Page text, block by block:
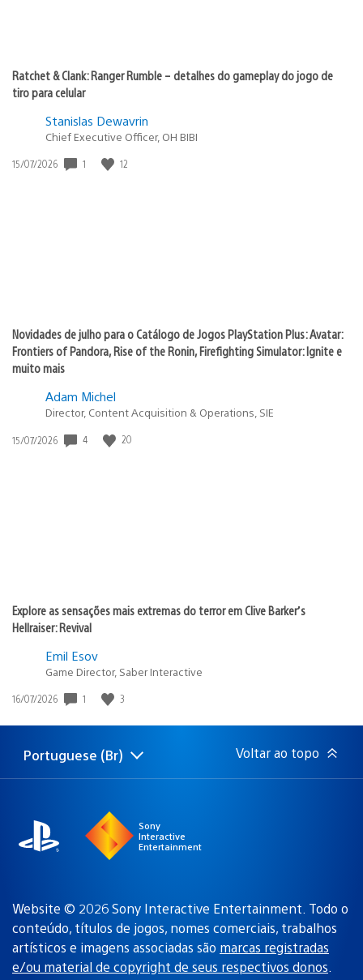
Ratchet & Clank: Ranger Rumble – detalhes do gameplay do jogo de
tiro para celular
Stanislas Dewavrin
Chief Executive Officer, OH BIBI
Data
15/07/2026 1 12
Novidades de julho para o Catálogo de Jogos PlayStation Plus: Avatar:
Frontiers of Pandora, Rise of the Ronin, Firefighting Simulator: Ignite e
muito mais
Adam Michel
Director, Content Acquisition & Operations, SIE
Data
15/07/2026 4 20
Explore as sensações mais extremas do terror em Clive Barker’s
Hellraiser: Revival
Emil Esov
Game Director, Saber Interactive
Data
publicação:
16/07/2026 1 3
Selecione
Região
Portuguese (Br) Voltar ao topo
Sony
Interactive
Entertainment
Website © 2026 Sony Interactive Entertainment. Todo o
conteúdo, títulos de jogos, nomes comerciais, trabalhos
artísticos e imagens associadas são marcas registradas
e/ou material de copyright de seus respectivos donos.